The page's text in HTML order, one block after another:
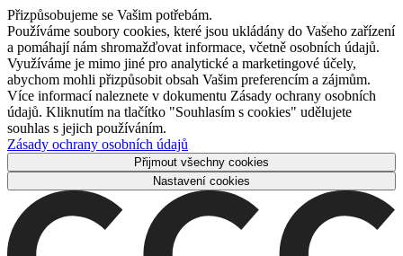
Přizpůsobujeme se Vašim potřebám.
Používáme soubory cookies, které jsou ukládány do Vašeho zařízení
a pomáhají nám shromažďovat informace, včetně osobních údajů.
Využíváme je mimo jiné pro analytické a marketingové účely,
abychom mohli přizpůsobit obsah Vašim preferencím a zájmům.
Více informací naleznete v dokumentu Zásady ochrany osobních
údajů. Kliknutím na tlačítko "Souhlasím s cookies" udělujete
souhlas s jejich používáním.
Zásady ochrany osobních údajů
Přijmout všechny cookies
Nastavení cookies